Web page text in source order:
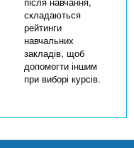
складаються
рейтинги
навчальних
закладів, щоб
допомогти іншим
при виборі курсів.